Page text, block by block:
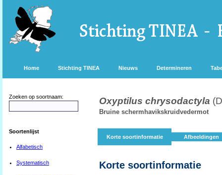
Home Stichting TINEA Nieuws Determineren
Zoeken op soortnaam:
Soortenlijst
Alfabetisch
Systematisch
Oxyptilus chrysodactyla
Bruine schermhavikskruidvedermot
Korte soortinformatie Afbeeldingen
Korte soortinformatie